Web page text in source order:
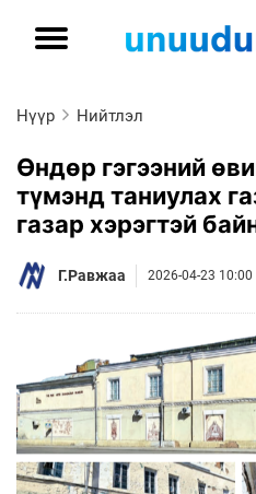
Нүүр Нийтлэл
Өндөр гэгээний
түмэнд таниулах
газар хэрэгтэй
Г.Равжаа 2026-04-23 10:00